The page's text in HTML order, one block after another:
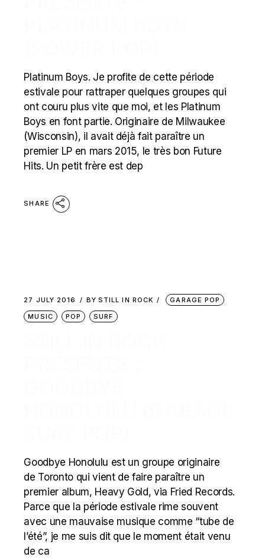
Platinum Boys. Je profite de cette période
estivale pour rattraper quelques groupes qui
ont couru plus vite que moi, et les Platinum
Boys en font partie. Originaire de Milwaukee
(Wisconsin), il avait déjà fait paraître un
premier LP en mars 2015, le très bon Future
Hits. Un petit frère est dep
SHARE
27 JULY 2016 BY STILL IN ROCK
GARAGE POP
MUSIC
POP SURF
Goodbye Honolulu est un groupe originaire
de Toronto qui vient de faire paraître un
premier album, Heavy Gold, via Fried Records.
Parce que la période estivale rime souvent
avec une mauvaise musique comme “tube de
l’été”, je me suis dit que le moment était venu
de ca